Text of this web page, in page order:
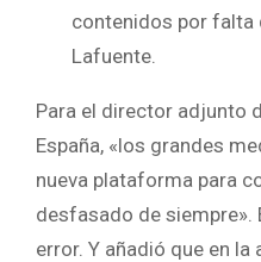
contenidos por falta
Lafuente.
Para el director adjunto
España, «los grandes
nueva plataforma para
desfasado de siempre».
error. Y añadió que en